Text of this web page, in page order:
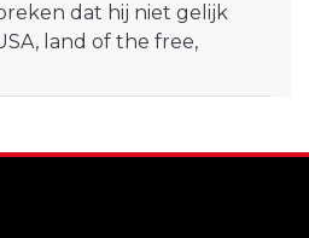
dat hij niet gelijk
land of the free,